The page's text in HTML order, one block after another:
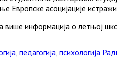
Европске асоцијације
, а више информација о летњој
педагогија психологија